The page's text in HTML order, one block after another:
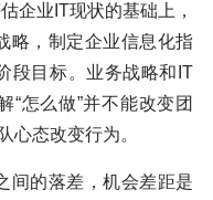
企业IT现状的基础上，
略，制定企业信息化指
段目标。业务战略和IT
“怎么做”并不能改变团
心态改变行为。
间的落差，机会差距是